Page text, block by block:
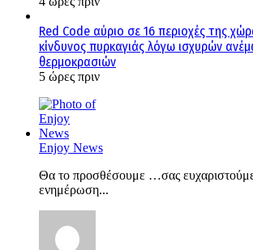
Red Code αύριο σε 16 περιοχές της
κίνδυνος πυρκαγιάς λόγω ισχυρών
θερμοκρασιών
5 ώρες πριν
Enjoy News
Θα το προσθέσουμε …σας ευχαριστούμε
ενημέρωση...